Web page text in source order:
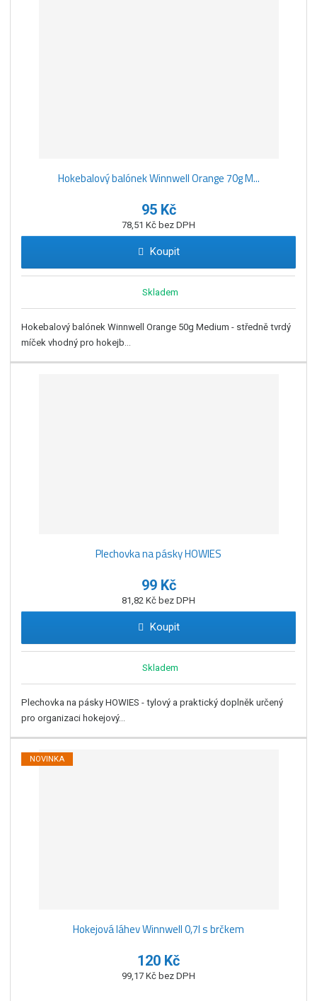
Hokebalový balónek Winnwell Orange 70g M...
95 Kč
78,51 Kč bez DPH
Koupit
Skladem
Hokebalový balónek Winnwell Orange 50g Medium - středně tvrdý
míček vhodný pro hokejb...
Plechovka na pásky HOWIES
99 Kč
81,82 Kč bez DPH
Koupit
Skladem
Plechovka na pásky HOWIES - tylový a praktický doplněk určený
pro organizaci hokejový...
NOVINKA
Hokejová láhev Winnwell 0,7l s brčkem
120 Kč
99,17 Kč bez DPH